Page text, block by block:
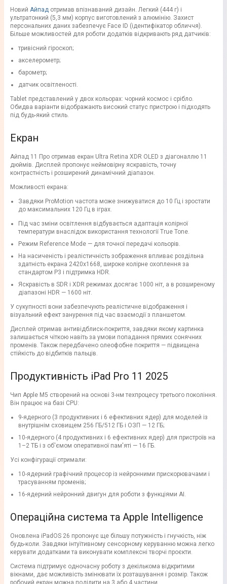
Новий Айпад отримав впізнаваний дизайн. Легкий (444 г) і
ультратонкий (5,3 мм) корпус виготовлений з алюмінію. Захист
персональних даних забезпечує Face ID (ідентифікатор обличчя).
Більше можливостей для роботи додатків відкривають ряд датчиків:
тривісний гіроскоп;
акселерометр;
барометр;
датчик освітленості.
Tablet представлений у двох кольорах: чорний космос і срібло.
Обидва варіанти відображають високий статус пристрою і підходять
під будь-який стиль.
Екран
Айпад 11 Про отримав екран Ultra Retina XDR OLED з діагоналлю 11
дюймів. Дисплей пропонує неймовірну яскравість, точну
контрастність і розширений динамічний діапазон.
Можливості екрана:
Завдяки ProMotion частота може знижуватися до 10 Гц і зростати
до максимальних 120 Гц в іграх.
Під час зміни освітлення відбувається адаптація колірної
температури внаслідок використання технології True Tone.
Режим Reference Mode — для точної передачі кольорів.
На насиченість і реалістичність зображення впливає роздільна
здатність екрана 2420x1668, широке колірне охоплення за
стандартом P3 і підтримка HDR.
Яскравість в SDR і XDR режимах досягає 1000 ніт, а в розширеному
діапазоні HDR — 1600 ніт.
У сукупності вони забезпечують реалістичне відображення і
візуальний ефект занурення під час взаємодії з планшетом.
Дисплей отримав антивідблиск-покриття, завдяки якому картинка
залишається чіткою навіть за умови попадання прямих сонячних
променів. Також передбачено олеофобне покриття — підвищена
стійкість до відбитків пальців.
Продуктивність iPad Pro 11 2025
Чип Apple M5 створений на основі 3-нм техпроцесу третього покоління.
Він працює на базі CPU:
9-ядерного (3 продуктивних і 6 ефективних ядер) для моделей із
внутрішнім сховищем 256 ГБ/512 ГБ і ОЗП — 12 ГБ;
10-ядерного (4 продуктивних і 6 ефективних ядер) для пристроїв на
1–2 ТБ і з об'ємом оперативної пам'яті — 16 ГБ.
Усі конфігурації отримали:
10-ядерний графічний процесор із нейронними прискорювачами і
трасуванням променів;
16-ядерний нейронний двигун для роботи з функціями AI.
Операційна система та Apple Intelligence
Оновлена iPadOS 26 пропонує ще більшу потужність і гнучкість, ніж
будь-коли. Завдяки інтуїтивному сенсорному керуванню можна легко
керувати додатками та виконувати комплексні творчі проєкти.
Система підтримує одночасну роботу з декількома відкритими
вікнами, дає можливість змінювати їх розташування і розмір. Також
робочий екран можна поділити на 3 або 4 частини.